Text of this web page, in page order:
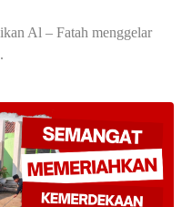
Al – Fatah menggelar